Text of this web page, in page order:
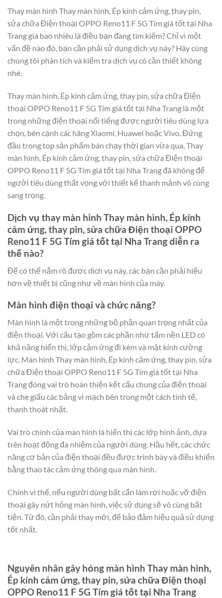
Thay màn hình Thay màn hình, Ép kính cảm ứng, thay pin,
sửa chữa Điện thoại OPPO Reno11 F 5G Tím giá tốt tại Nha
Trang giá bao nhiêu là điều bạn đang tìm kiếm? Chỉ vì một
vấn đề nào đó, bạn cần phải sử dụng dịch vụ này? Hãy cùng
chúng tôi phân tích và kiểm tra dịch vụ có cần thiết không
nhé.
Thay màn hình, Ép kính cảm ứng, thay pin, sửa chữa Điện
thoại OPPO Reno11 F 5G Tím giá tốt tại Nha Trang là một
trong những điện thoại nổi tiếng được người tiêu dùng lựa
chọn, bên cạnh các hãng Xiaomi, Huawei hoặc Vivo. Đứng
đầu trong top sản phẩm bán chạy thời gian vừa qua, Thay
màn hình, Ép kính cảm ứng, thay pin, sửa chữa Điện thoại
OPPO Reno11 F 5G Tím giá tốt tại Nha Trang đã không để
người tiêu dùng thất vọng với thiết kế thanh mảnh vô cùng
sang trọng.
Dịch vụ thay màn hình Thay màn hình, Ép kính
cảm ứng, thay pin, sửa chữa Điện thoại OPPO
Reno11 F 5G Tím giá tốt tại Nha Trang diễn ra
thế nào?
Để có thể nắm rõ được dịch vụ này, các bạn cần phải hiểu
hơn về thiết bị cũng như về màn hình của máy.
Màn hình điện thoại và chức năng?
Màn hình là một trong những bộ phận quan trọng nhất của
điện thoại. Với cấu tạo gồm các phần như tấm nền LED có
khả năng hiển thị, lớp cảm ứng đi kèm và mặt kính cường
lực. Màn hình Thay màn hình, Ép kính cảm ứng, thay pin, sửa
chữa Điện thoại OPPO Reno11 F 5G Tím giá tốt tại Nha
Trang đóng vai trò hoàn thiện kết cấu chung của điện thoại
và che giấu các bảng vi mạch bên trong một cách tinh tế,
thanh thoát nhất.
Vai trò chính của màn hình là hiển thị các lớp hình ảnh, dựa
trên hoạt động đa nhiệm của người dùng. Hầu hết, các chức
năng cơ bản của điện thoại đều được trình bày và điều khiển
bằng thao tác cảm ứng thông qua màn hình.
Chính vì thế, nếu người dùng bất cẩn làm rơi hoặc vỡ điện
thoại gây nứt hỏng màn hình, việc sử dụng sẽ vô cùng bất
tiện. Từ đó, cần phải thay mới, để bảo đảm hiệu quả sử dụng
tốt nhất.
Nguyên nhân gây hỏng màn hình Thay màn hình,
Ép kính cảm ứng, thay pin, sửa chữa Điện thoại
OPPO Reno11 F 5G Tím giá tốt tại Nha Trang